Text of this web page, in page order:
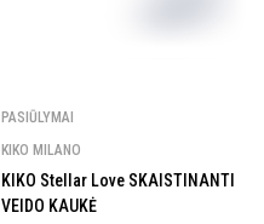
PASIŪLYMAI
KIKO MILANO
KIKO Stellar Love SKAISTINANTI
VEIDO KAUKĖ